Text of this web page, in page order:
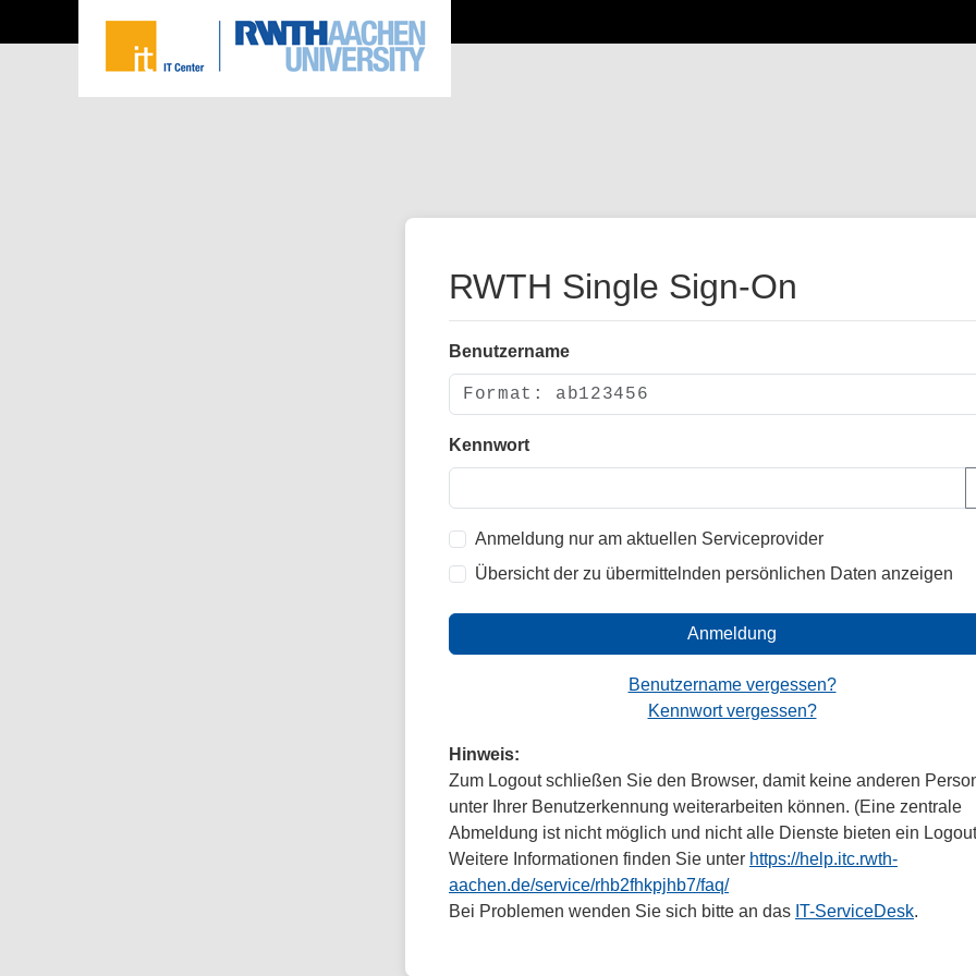
RWTH Single Sign-On
Benutzername
Kennwort
Anmeldung nur am aktuellen Serviceprovider
Übersicht der zu übermittelnden persönlichen Daten anzeigen
Anmeldung
Benutzername vergessen?
Kennwort vergessen?
Hinweis:
Zum Logout schließen Sie den Browser, damit keine anderen
unter Ihrer Benutzerkennung weiterarbeiten können. (Eine zentrale
Abmeldung ist nicht möglich und nicht alle Dienste bieten ein
Weitere Informationen finden Sie unter https://help.itc.rwth-
aachen.de/service/rhb2fhkpjhb7/faq/
Bei Problemen wenden Sie sich bitte an das IT-ServiceDesk.